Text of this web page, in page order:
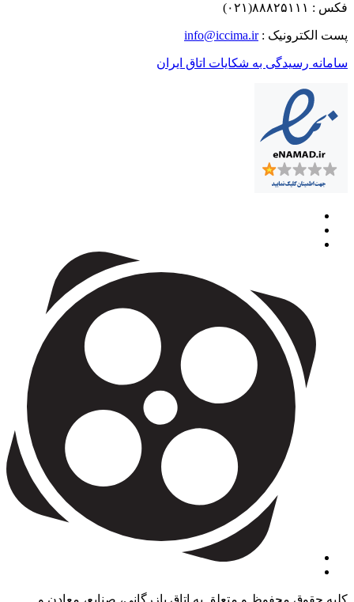
فکس : ۸۸۸۲۵۱۱۱(۰۲۱)
پست الکترونیک :info@iccima.ir
سامانه رسیدگی به شکایات اتاق ایران